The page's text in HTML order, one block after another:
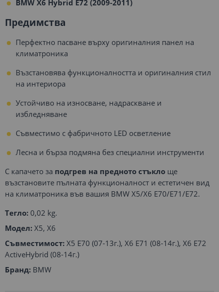
BMW X6 Hybrid E72 (2009-2011)
Предимства
Перфектно пасване върху оригиналния панел на
климатроника
Възстановява функционалността и оригиналния стил
на интериора
Устойчиво на износване, надраскване и
избледняване
Съвместимо с фабричното LED осветление
Лесна и бърза подмяна без специални инструменти
С капачето за подгрев на предното стъкло ще
възстановите пълната функционалност и естетичен вид
на климатроника във вашия BMW X5/X6 E70/E71/E72.
Тегло: 0,02 kg.
Модел: X5, X6
Съвместимост: X5 E70 (07-13г.), X6 E71 (08-14г.), X6 E72
ActiveHybrid (08-14г.)
Бранд: BMW